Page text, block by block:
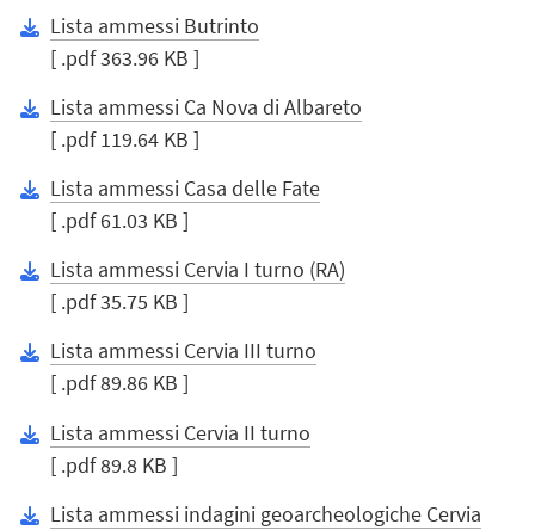
Lista ammessi Butrinto
[ .pdf 363.96 KB ]
Lista ammessi Ca Nova di Albareto
[ .pdf 119.64 KB ]
Lista ammessi Casa delle Fate
[ .pdf 61.03 KB ]
Lista ammessi Cervia I turno (RA)
[ .pdf 35.75 KB ]
Lista ammessi Cervia III turno
[ .pdf 89.86 KB ]
Lista ammessi Cervia II turno
[ .pdf 89.8 KB ]
Lista ammessi indagini geoarcheologiche Cervia